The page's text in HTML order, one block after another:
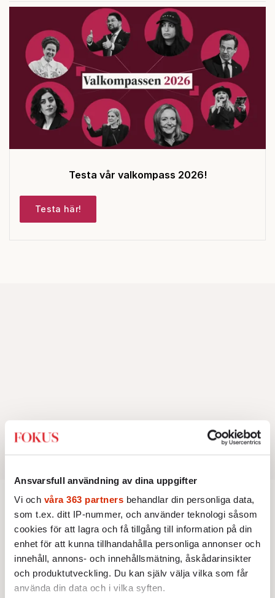
Ansvarsfull användning av dina uppgifter
Vi och våra 363 partners behandlar din personliga data,
som t.ex. ditt IP-nummer, och använder teknologi såsom
cookies för att lagra och få tillgång till information på din
enhet för att kunna tillhandahålla personliga annonser och
innehåll, annons- och innehållsmätning, åskådarinsikter
och produktutveckling. Du kan själv välja vilka som får
använda din data och i vilka syften.
Testa vår valkompass 2026!
Testa här!
Aktuellt
AKTUELLT KORT SAGT
Snart krävs leg för att begå
brott – i tv-spel
Nya krav på ålderskontroller
väcker frågan om den anonyma